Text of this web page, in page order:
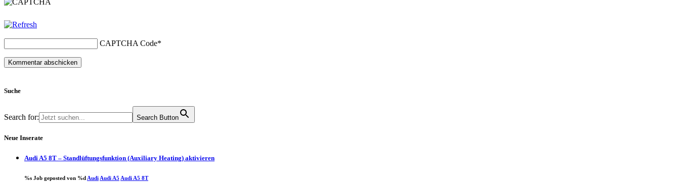
CAPTCHA Code*
Suche
Search for: Search Button
Neue Inserate
Audi A5 8T – Standlüftungsfunktion (Auxiliary Heating) aktivieren
%s Job geposted von %d Audi Audi A5 Audi A5 8T